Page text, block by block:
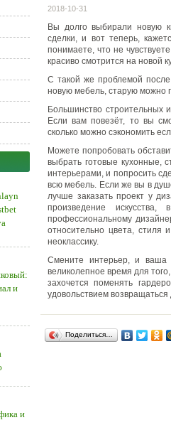
и
и
2018-10-31
Вы долго выбирали новую
сделки, и вот теперь,
понимаете, что не
красиво смотрится на новой
С такой же проблемой
новую мебель, старую можно
Большинство строительных
Если вам повезёт, то вы
сколько можно сэкономить
Можете попробовать
выбрать готовые кухонные,
интерьерами, и попросить
всю мебель. Если же вы в
лучше заказать проект у
произведение
профессиональному
относительно цвета, стиля
неоклассику.
Смените интерьер, и ваша
великолепное время для
захочется поменять
удовольствием
Поделиться…